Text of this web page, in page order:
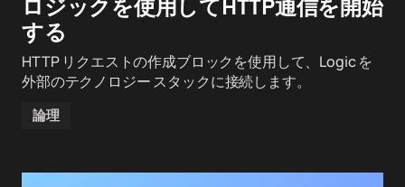
ロジックを使用してHTTP通信を開始
する
HTTP リクエストの作成ブロックを使用して、Logic を
外部のテクノロジー スタックに接続します。
論理